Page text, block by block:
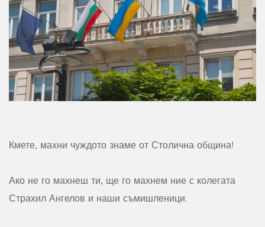
Кмете, махни чуждото знаме от Столична община!
Ако не го махнеш ти, ще го махнем ние с колегата
Страхил Ангелов и наши съмишленици.